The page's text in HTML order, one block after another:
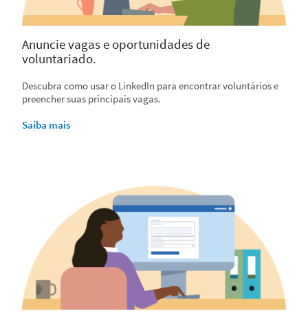
Anuncie vagas e oportunidades de
voluntariado.
Descubra como usar o LinkedIn para encontrar voluntários e
preencher suas principais vagas.
Saiba mais